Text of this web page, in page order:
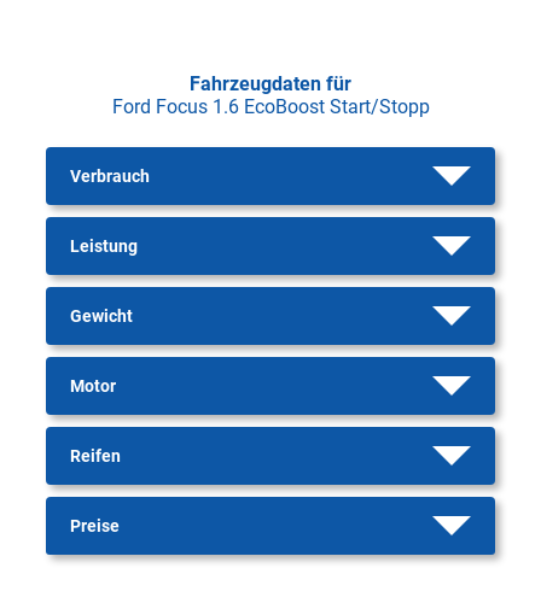
Fahrzeugdaten für
Ford Focus 1.6 EcoBoost Start/Stopp
Verbrauch
Leistung
Gewicht
Motor
Reifen
Preise